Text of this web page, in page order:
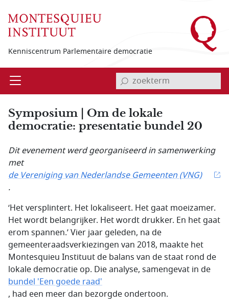
Kenniscentrum Parlementaire democratie
Open invoerveld zoekterm
Symposium | Om de lokale
democratie: presentatie bundel 20
Dit evenement werd georganiseerd in samenwerking
met
de Vereniging van Nederlandse Gemeenten (VNG)
.
‘Het versplintert. Het lokaliseert. Het gaat moeizamer.
Het wordt belangrijker. Het wordt drukker. En het gaat
erom spannen.’ Vier jaar geleden, na de
gemeenteraadsverkiezingen van 2018, maakte het
Montesquieu Instituut de balans van de staat rond de
lokale democratie op. Die analyse, samengevat in de
bundel 'Een goede raad'
, had een meer dan bezorgde ondertoon.